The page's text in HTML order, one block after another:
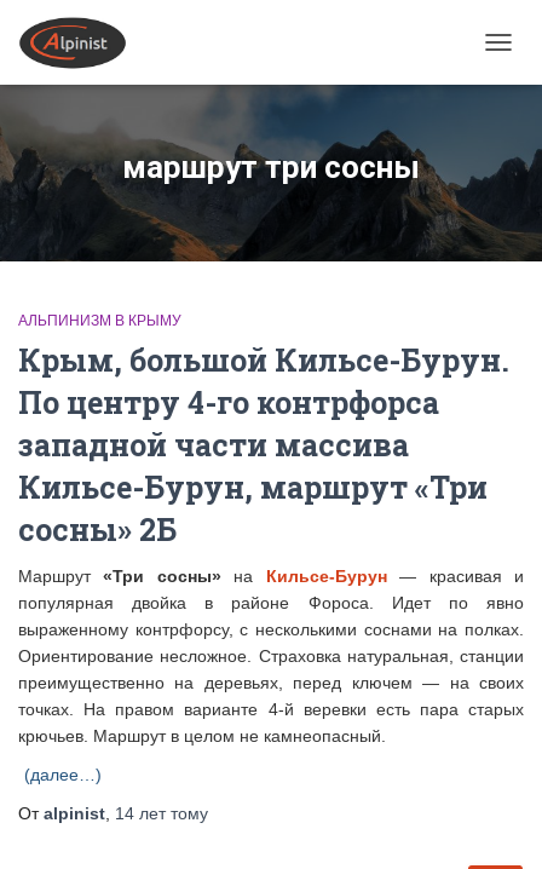
маршрут три сосны
АЛЬПИНИЗМ В КРЫМУ
Крым, большой Кильсе-Бурун.
По центру 4-го контрфорса
западной части массива
Кильсе-Бурун, маршрут «Три
сосны» 2Б
Маршрут«Три сосны» на Кильсе-Бурун— красивая и
популярная двойка в районе Фороса. Идет по явно
выраженному контрфорсу, с несколькими соснами на полках.
Ориентирование несложное. Страховка натуральная, станции
преимущественно на деревьях, перед ключем — на своих
точках. На правом варианте 4-й веревки есть пара старых
крючьев. Маршрут в целом не камнеопасный.
(далее…)
Отalpinist 14 леттому